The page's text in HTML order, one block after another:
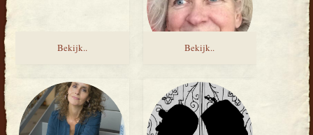
Bekijk.. Bekijk..